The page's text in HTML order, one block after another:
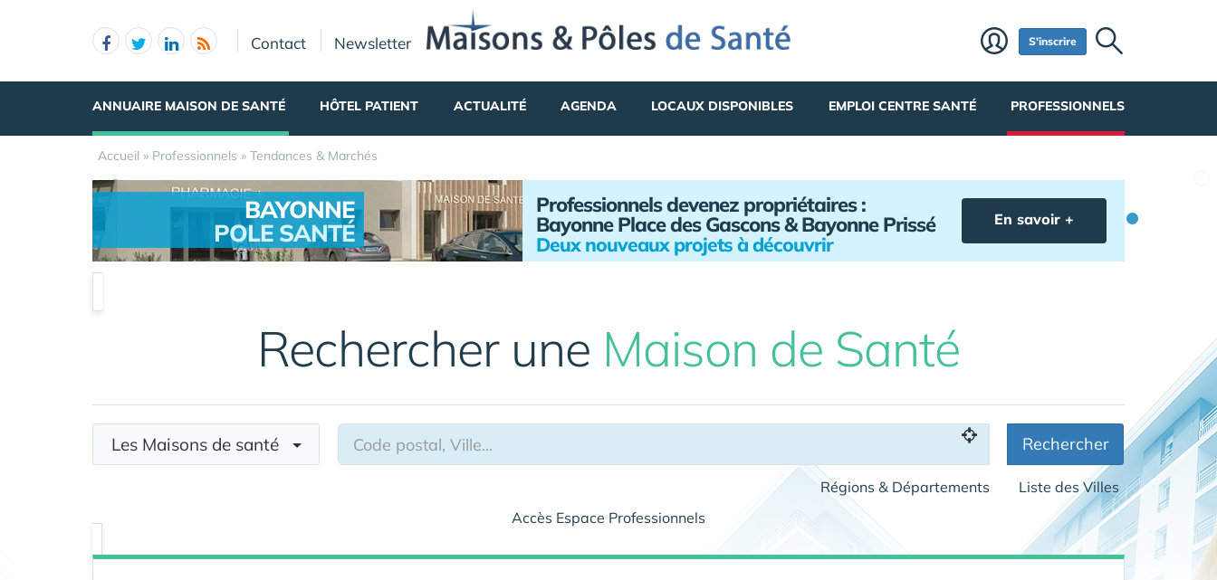
Contact Newsletter S'inscrire
ANNUAIRE MAISON DE SANTÉ HÔTEL PATIENT ACTUALITÉ AGENDA LOCAUX DISPONIBLES EMPLOI CENTRE SANTÉ PROFESSIONNELS
Accueil » Professionnels » Tendances & Marchés
BAYONNE
POLE SANTÉ
.
Professionnels devenez propriétaires :
Bayonne Place des Gascons & Bayonne Prissé
Deux nouveaux projets à découvrir
En savoir +
Rechercher une Maison de Santé
Les Maisons de santé Rechercher
Régions & Départements
Liste des Villes
Accès Espace Professionnels